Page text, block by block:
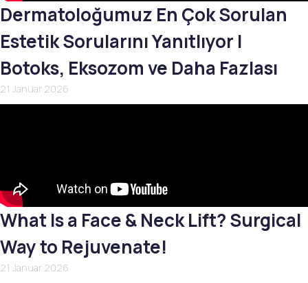
Dermatoloğumuz En Çok Sorulan
Estetik Sorularını Yanıtlıyor |
Botoks, Eksozom ve Daha Fazlası
21 Januar 2026
What Is a Face & Neck Lift? Surgical
Way to Rejuvenate!
21 Januar 2026